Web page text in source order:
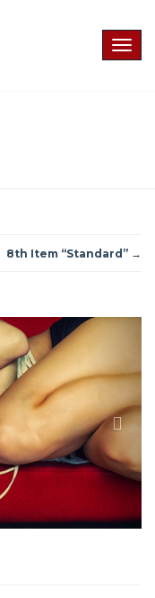
8th Item “Standard” →